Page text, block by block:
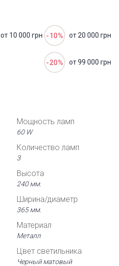
от 10 000 грн -10% от 20 000 грн
-20% от 99 000 грн
Мощность ламп
60 W
Количество ламп
3
Высота
240 мм.
Ширина/диаметр
365 мм.
Материал
Металл
Цвет светильника
Черный матовый